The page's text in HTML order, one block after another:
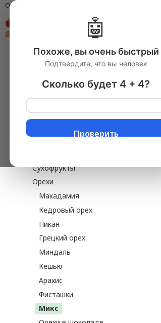
О компании
Каталог
→ Продукты питания с
Микс 3 товаров
Продукты питания
Орехи, сухофрукты, цукаты
Сухофрукты
Орехи
Макадамия
Кедровый орех
Пикан
Грецкий орех
Миндаль
Кешью
Арахис
Фисташки
Микс
🤖
Похоже, вы очень быстрый
Подтвердите, что вы человек
Сколько будет 4 + 4?
Проверить